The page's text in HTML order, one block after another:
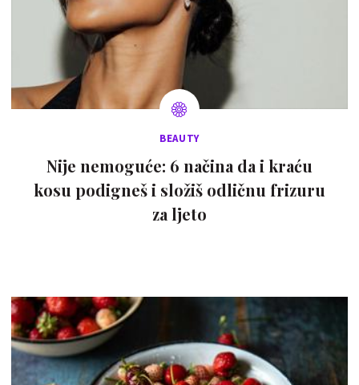
BEAUTY
Nije nemoguće: 6 načina da i kraću
kosu podigneš i složiš odličnu frizuru
za ljeto